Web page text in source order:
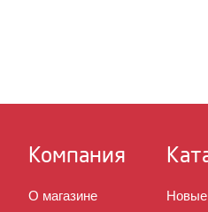
Компания
О магазине
Новые